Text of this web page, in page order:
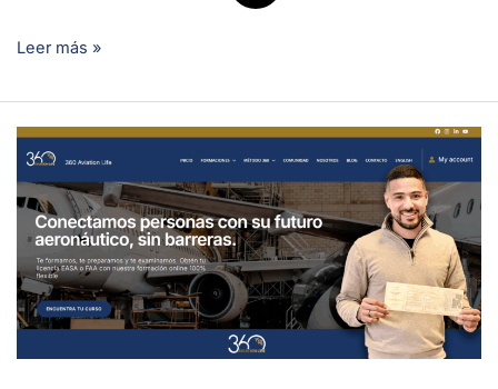
Leer más »
¿Es
posible
obtener
licencia
EASA
o